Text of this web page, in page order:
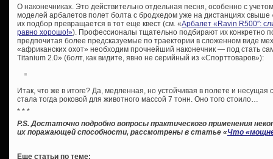
О наконечниках. Это действительно отдельная песня, особенно с
моделей арбалетов полет болта с бродхедом уже на дистанциях
их подбор превращается в тот еще квест (см. «Арбалет «Ravin R500″:
равно хорошо!»). Профессионалы тщательно подбирают их конкретно
предпочитая более предсказуемые по траектории в сложенном виде
«африканских охот» необходим прочнейший наконечник — под стать
Titanium 2.0» (болт, как видите, явно не серийный из «Спорттоваров»):
Итак, что же в итоге? Да, медленная, но устойчивая в полете и
стала тогда роковой для животного массой 7 тонн. Оно того стоило…
* * *
P.S. Достаточно подробно вопросы практического применения
их поражающей способности, рассмотрены в статье «Что
Еще статьи по теме: